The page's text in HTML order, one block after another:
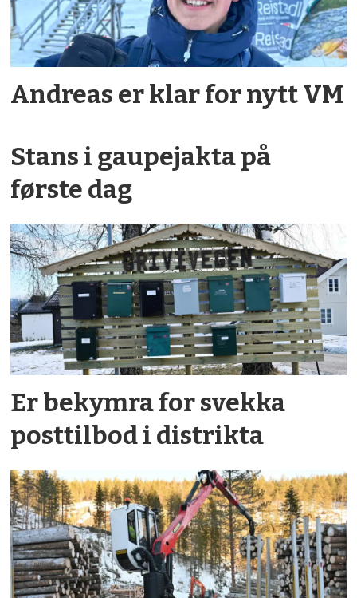
Andreas er klar for nytt VM
Stans i gaupejakta på
første dag
Er bekymra for svekka
post­tilbod i distrikta